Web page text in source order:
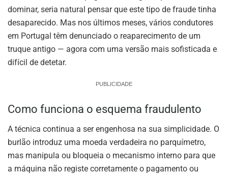
dominar, seria natural pensar que este tipo de fraude tinha
desaparecido. Mas nos últimos meses, vários condutores
em Portugal têm denunciado o reaparecimento de um
truque antigo — agora com uma versão mais sofisticada e
difícil de detetar.
PUBLICIDADE
Como funciona o esquema fraudulento
A técnica continua a ser engenhosa na sua simplicidade. O
burlão introduz uma moeda verdadeira no parquímetro,
mas manipula ou bloqueia o mecanismo interno para que
a máquina não registe corretamente o pagamento ou